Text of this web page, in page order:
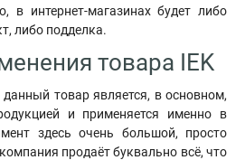
в интернет-магазинах будет либо
либо подделка.
товара IEK
товар является, в основном,
и применяется именно в
здесь очень большой, просто
продаёт буквально всё, что